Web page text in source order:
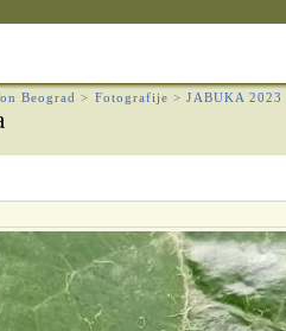
Beograd > Fotografije >JABUKA 2023